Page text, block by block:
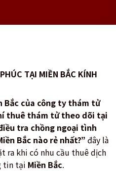
TẠI MIỀN BẮC KÍNH
Bắc của công ty thám tử
thuê thám tử theo dõi tại
tra chồng ngoại tình
Bắc nào rẻ nhất?” đây là
ra khi có nhu cầu thuê dịch
tin tại Miền Bắc.